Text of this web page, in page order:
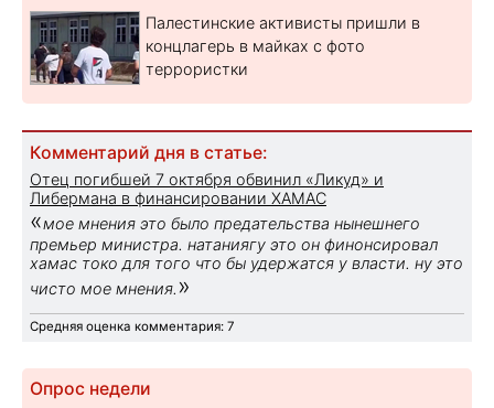
Палестинские активисты пришли в
концлагерь в майках с фото
террористки
Комментарий дня в статье:
Отец погибшей 7 октября обвинил «Ликуд» и
Либермана в финансировании ХАМАС
«мое мнения это было предательства нынешнего
премьер министра. натаниягу это он финонсировал
хамас токо для того что бы удержатся у власти. ну это
чисто мое мнения. »
Средняя оценка комментария: 7
Опрос недели